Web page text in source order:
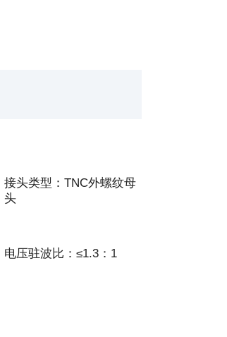
接头类型：TNC外螺纹母
头
电压驻波比：≤1.3：1